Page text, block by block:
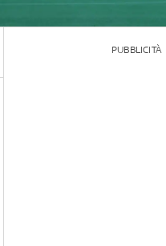
PUBBLICITÀ